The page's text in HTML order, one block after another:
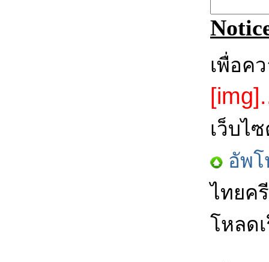
เพื่อค
เว็บไ
อัพ
ไทยค
โหลด